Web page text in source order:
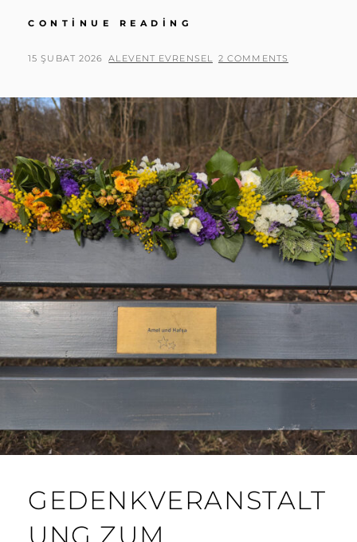
CONTINUE READING
KONFERANSI
GÖSTERI,
THERESIENWIESE
IRAN
PROTESTOSU,
MÜNIH
GÖSTERILERI
POSTED
15 ŞUBAT 2026 BY
ALEVENT EVRENSEL 2 COMMENTS
GEDENKVERANSTALT
UNG ZUM